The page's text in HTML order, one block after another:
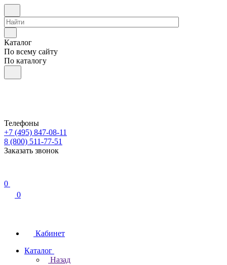
Каталог
По всему сайту
По каталогу
Телефоны
+7 (495) 847-08-11
8 (800) 511-77-51
Заказать звонок
0
0
Кабинет
Каталог
Назад